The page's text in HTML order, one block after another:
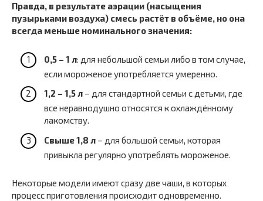
Правда, в результате аэрации (насыщения
пузырьками воздуха) смесь растёт в объёме, но она
всегда меньше номинального значения:
0,5 – 1 л: для небольшой семьи либо в том случае,
если мороженое употребляется умеренно.
1,2 – 1,5 л – для стандартной семьи с детьми, где
все неравнодушно относятся к охлаждённому
лакомству.
Свыше 1,8 л – для большой семьи, которая
привыкла регулярно употреблять мороженое.
Некоторые модели имеют сразу две чаши, в которых
процесс приготовления происходит одновременно.